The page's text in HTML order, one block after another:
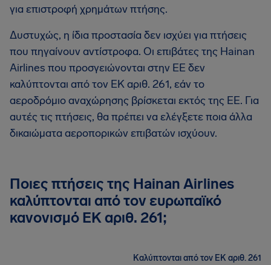
για επιστροφή χρημάτων πτήσης.
Δυστυχώς, η ίδια προστασία δεν ισχύει για πτήσεις
που πηγαίνουν αντίστροφα. Οι επιβάτες της Hainan
Airlines που προσγειώνονται στην ΕΕ δεν
καλύπτονται από τον ΕΚ αριθ. 261, εάν το
αεροδρόμιο αναχώρησης βρίσκεται εκτός της ΕΕ. Για
αυτές τις πτήσεις, θα πρέπει να ελέγξετε ποια άλλα
δικαιώματα αεροπορικών επιβατών ισχύουν.
Ποιες πτήσεις της Hainan Airlines
καλύπτονται από τον ευρωπαϊκό
κανονισμό ΕΚ αριθ. 261;
Καλύπτονται από τον ΕΚ αριθ. 261